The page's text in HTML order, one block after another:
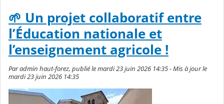
🌱 Un projet collaboratif entre
l’Éducation nationale et
l’enseignement agricole !
Par admin haut-forez, publié le mardi 23 juin 2026 14:35 - Mis à jour le
mardi 23 juin 2026 14:35